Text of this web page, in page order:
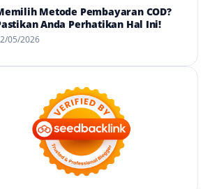
Metode Pembayaran COD?
Anda Perhatikan Hal Ini!
05/2026